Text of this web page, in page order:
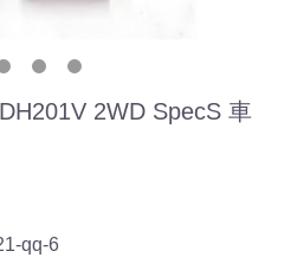
2WD SpecS 車
qq-6